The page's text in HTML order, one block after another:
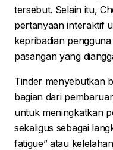
tersebut. Selain itu,
pertanyaan interaktif
kepribadian
pasangan yang
Tinder menyebutkan
bagian dari
untuk meningkatkan
sekaligus sebagai
fatigue” atau